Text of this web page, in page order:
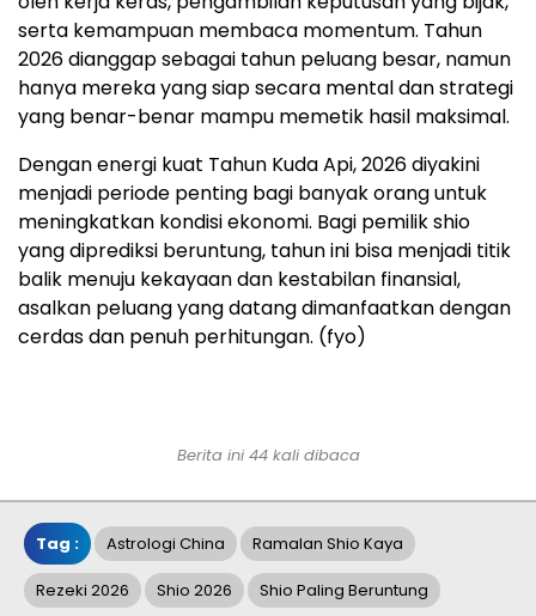
serta kemampuan membaca momentum. Tahun
2026 dianggap sebagai tahun peluang besar, namun
hanya mereka yang siap secara mental dan strategi
yang benar-benar mampu memetik hasil maksimal.
Dengan energi kuat Tahun Kuda Api, 2026 diyakini
menjadi periode penting bagi banyak orang untuk
meningkatkan kondisi ekonomi. Bagi pemilik shio
yang diprediksi beruntung, tahun ini bisa menjadi titik
balik menuju kekayaan dan kestabilan finansial,
asalkan peluang yang datang dimanfaatkan dengan
cerdas dan penuh perhitungan. (fyo)
Berita ini 44 kali dibaca
Tag : Astrologi China Ramalan Shio Kaya
Rezeki 2026 Shio 2026 Shio Paling Beruntung